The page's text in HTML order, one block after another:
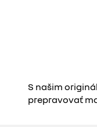
S našim
prepravovať